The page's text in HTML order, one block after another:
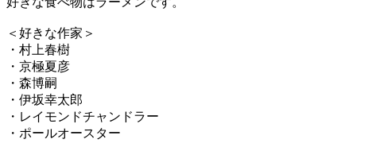
＜好きな作家＞
・村上春樹
・京極夏彦
・森博嗣
・伊坂幸太郎
・レイモンドチャンドラー
・ポールオースター